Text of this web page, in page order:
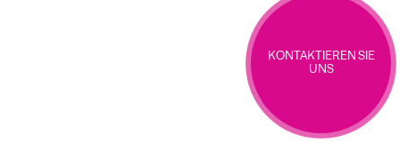
KONTAKTIEREN SIE
UNS